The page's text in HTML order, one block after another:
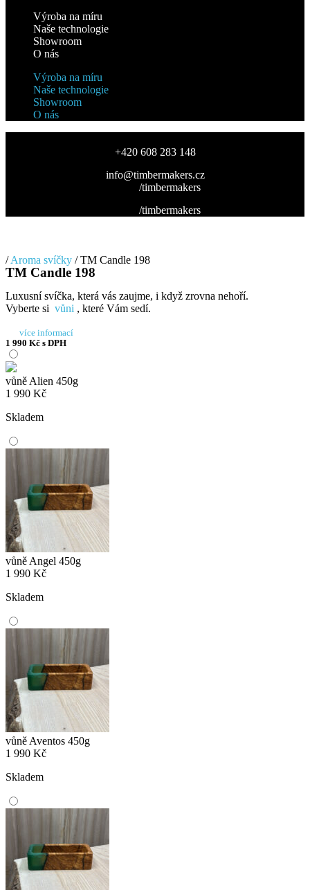
Výroba na míru
Naše technologie
Showroom
O nás
Výroba na míru
Naše technologie
Showroom
O nás
+420 608 283 148
info@timbermakers.cz
/timbermakers
/timbermakers
/Aroma svíčky / TM Candle 198
TM Candle 198
Luxusní svíčka, která vás zaujme, i když zrovna nehoří.
Vyberte si vůni , které Vám sedí.
více informací
1 990 Kč s DPH
vůně Alien 450g
1 990 Kč
Skladem
vůně Angel 450g
1 990 Kč
Skladem
vůně Aventos 450g
1 990 Kč
Skladem